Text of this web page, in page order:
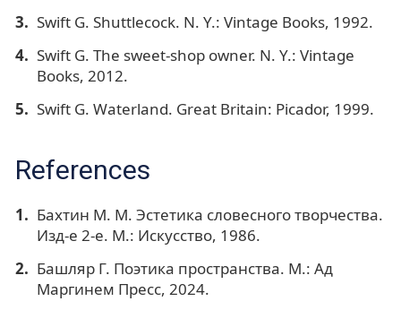
Swift G. Shuttlecock. N. Y.: Vintage Books, 1992.
Swift G. The sweet-shop owner. N. Y.: Vintage
Books, 2012.
Swift G. Waterland. Great Britain: Picador, 1999.
References
Бахтин М. М. Эстетика словесного творчества.
Изд-е 2-е. М.: Искусство, 1986.
Башляр Г. Поэтика пространства. М.: Ад
Маргинем Пресс, 2024.